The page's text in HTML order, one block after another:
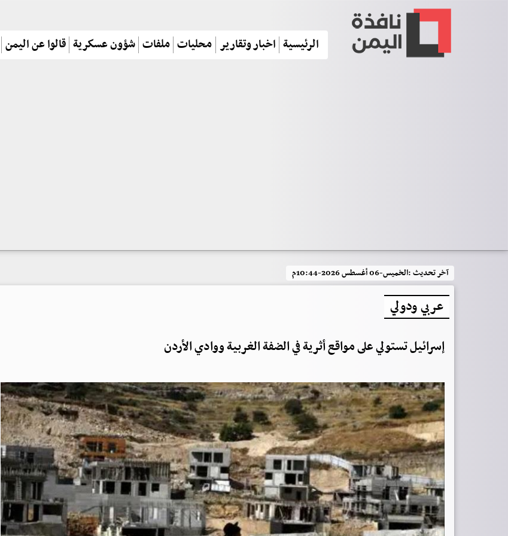
الرئيسية اخبار وتقارير محليات ملفات شؤون عسكرية قالوا عن اليمن
آخر تحديث :الخميس-06 أغسطس 2026-10:44م
عربي ودولي
إسرائيل تستولي على مواقع أثرية في الضفة الغربية ووادي الأردن